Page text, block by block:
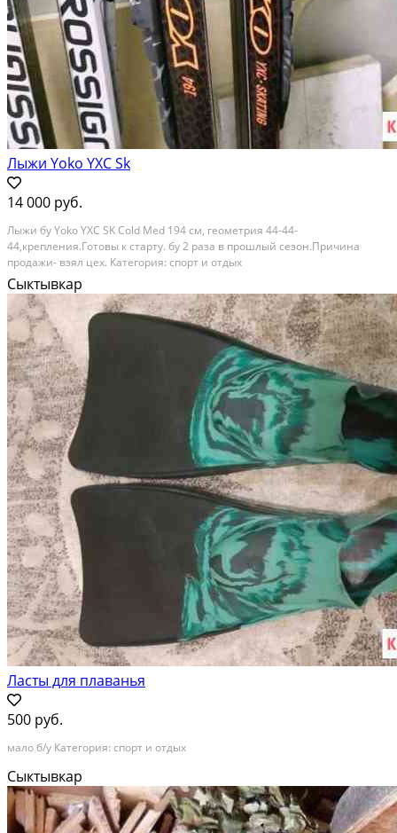
Лыжи Yoko YXC Sk
14 000 руб.
Лыжи бу Yoko YXC SK Cold Med 194 см, геометрия 44-44-
44,крепления.Готовы к старту. бу 2 раза в прошлый сезон.Причина
продажи- взял цех. Категория: спорт и отдых
Сыктывкар
Ласты для плаванья
500 руб.
мало б/у Категория: спорт и отдых
Сыктывкар